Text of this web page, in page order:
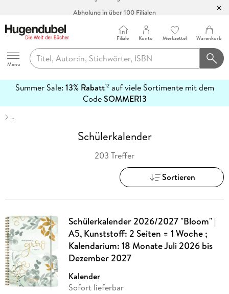
Hugendubel
Menu
Filiale Konto Merkzettel Warenkorb
Summer Sale: 13% Rabatt12auf viele Sortimente mit dem
CodeSOMMER13
erfahren
…
Schülerkalender
203 Treffer
Sortieren
Schülerkalender 2026/2027 "Bloom" |
A5, Kunststoff: 2 Seiten = 1 Woche ;
Kalendarium: 18 Monate Juli 2026 bis
Dezember 2027
Kalender
Sofort lieferbar